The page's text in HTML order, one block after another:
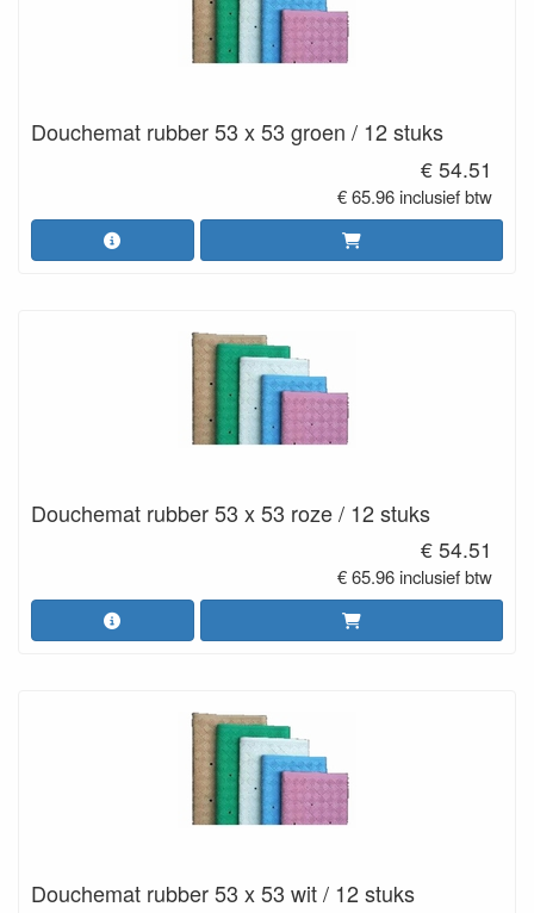
Douchemat rubber 53 x 53 groen / 12 stuks
€ 54.51
€ 65.96 inclusief btw
Douchemat rubber 53 x 53 roze / 12 stuks
€ 54.51
€ 65.96 inclusief btw
Douchemat rubber 53 x 53 wit / 12 stuks